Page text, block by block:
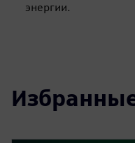
энергии.